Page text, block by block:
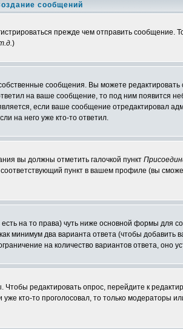
сообщений
прежде чем отправить
)
сообщения. Вы можете
на ваше сообщение, то под ним появится
если ваше сообщение отредактировал
на него уже кто-то ответил.
вы должны отметить галочкой пункт
пункт в вашем профиле (вы
на то права) чуть ниже основной формы для
минимум два варианта ответа (чтобы добавить
на количество вариантов ответа, оно
редактировать опрос, перейдите к
кто-то проголосовал, то только модераторы